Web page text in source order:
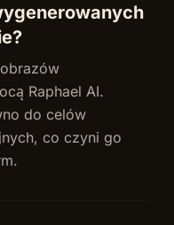
Raphael AI.
do celów
co czyni go